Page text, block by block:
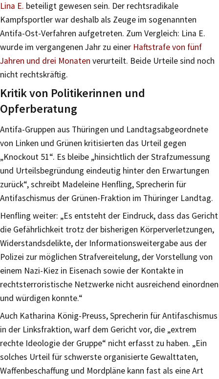
Lina E. beteiligt gewesen sein. Der rechtsradikale
Kampfsportler war deshalb als Zeuge im sogenannten
Antifa-Ost-Verfahren aufgetreten. Zum Vergleich: Lina E.
wurde im vergangenen Jahr zu einer Haftstrafe von fünf
Jahren und drei Monaten verurteilt. Beide Urteile sind noch
nicht rechtskräftig.
Kritik von Politikerinnen und
Opferberatung
Antifa-Gruppen aus Thüringen und Landtagsabgeordnete
von Linken und Grünen kritisierten das Urteil gegen
„Knockout 51“. Es bleibe „hinsichtlich der Strafzumessung
und Urteilsbegründung eindeutig hinter den Erwartungen
zurück“, schreibt Madeleine Henfling, Sprecherin für
Antifaschismus der Grünen-Fraktion im Thüringer Landtag.
Henfling weiter: „Es entsteht der Eindruck, dass das Gericht
die Gefährlichkeit trotz der bisherigen Körperverletzungen,
Widerstandsdelikte, der Informationsweitergabe aus der
Polizei zur möglichen Strafvereitelung, der Vorstellung von
einem Nazi-Kiez in Eisenach sowie der Kontakte in
rechtsterroristische Netzwerke nicht ausreichend einordnen
und würdigen konnte.“
Auch Katharina König-Preuss, Sprecherin für Antifaschismus
in der Linksfraktion, warf dem Gericht vor, die „extrem
rechte Ideologie der Gruppe“ nicht erfasst zu haben. „Ein
solches Urteil für schwerste organisierte Gewalttaten,
Waffenbeschaffung und Mordpläne kann fast als eine Art